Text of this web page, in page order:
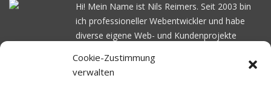
Cookie-Zustimmung
verwalten
Hi! Mein Name ist Nils Reimers. Seit 2003 bin
ich professioneller Webentwickler und habe
diverse eigene Web- und Kundenprojekte
schwierig ist gutes Webhosting zu finden: Bei
vielen Anbietern ärgert man sich über